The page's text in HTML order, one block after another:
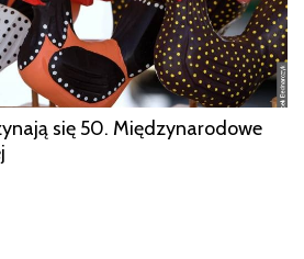
się 50. Międzynarodowe